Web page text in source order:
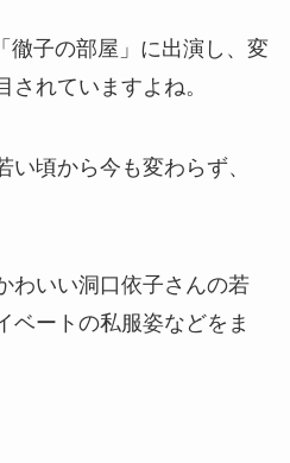
徹子の部屋」に出演し、変
れていますよね。
頃から今も変わらず、
わいい洞口依子さんの若
ベートの私服姿などをま